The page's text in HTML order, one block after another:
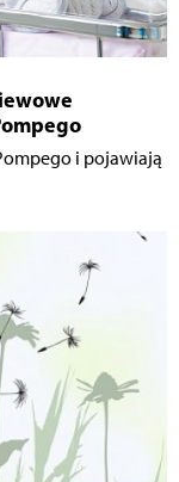
i pojawiają